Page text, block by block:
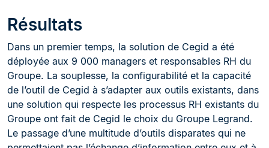
Résultats
Dans un premier temps, la solution de Cegid a été
déployée aux 9 000 managers et responsables RH du
Groupe. La souplesse, la configurabilité et la capacité
de l’outil de Cegid à s’adapter aux outils existants, dans
une solution qui respecte les processus RH existants du
Groupe ont fait de Cegid le choix du Groupe Legrand.
Le passage d’une multitude d’outils disparates qui ne